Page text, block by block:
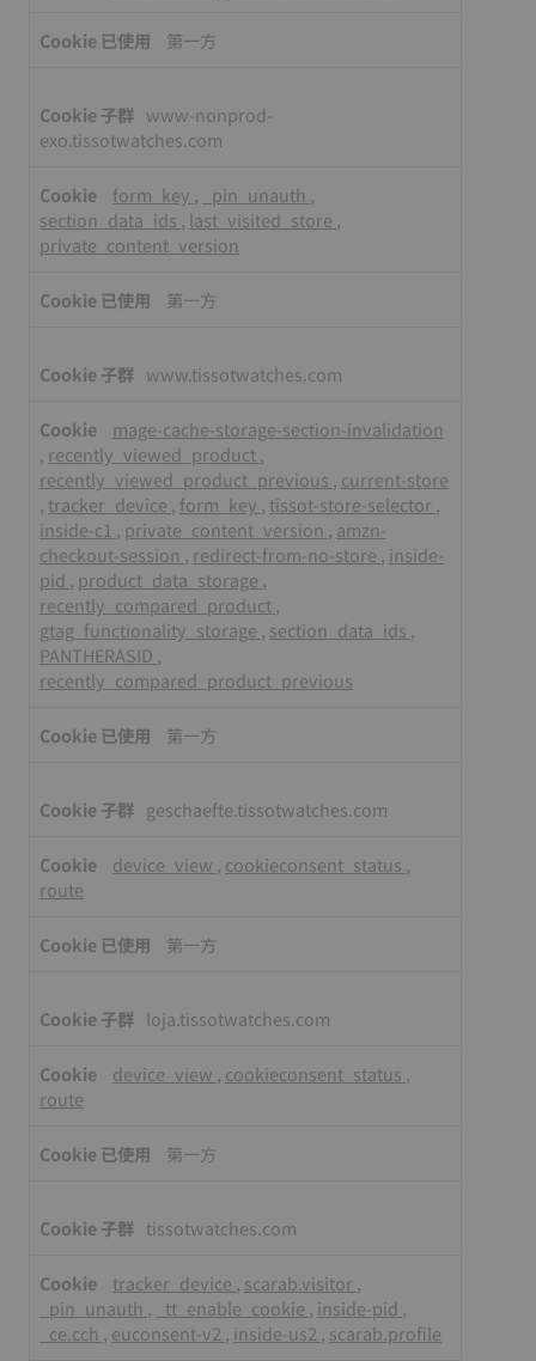
第一方
www-nonprod-
exo.tissotwatches.com
form_key , _pin_unauth ,
section_data_ids , last_visited_store ,
private_content_version
第一方
www.tissotwatches.com
mage-cache-storage-section-invalidation
, recently_viewed_product ,
recently_viewed_product_previous , current-store
, tracker_device , form_key , tissot-store-selector ,
inside-c1 , private_content_version , amzn-
checkout-session , redirect-from-no-store , inside-
pid , product_data_storage ,
recently_compared_product ,
gtag_functionality_storage , section_data_ids ,
PANTHERASID ,
recently_compared_product_previous
第一方
geschaefte.tissotwatches.com
device_view , cookieconsent_status ,
route
第一方
loja.tissotwatches.com
device_view , cookieconsent_status ,
route
第一方
tissotwatches.com
tracker_device , scarab.visitor ,
_pin_unauth , _tt_enable_cookie , inside-pid ,
_ce.cch , euconsent-v2 , inside-us2 , scarab.profile